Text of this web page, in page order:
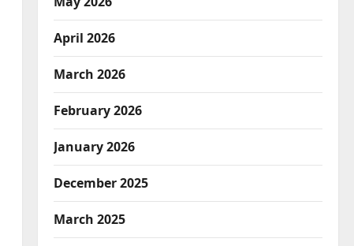
April 2026
March 2026
February 2026
January 2026
December 2025
March 2025